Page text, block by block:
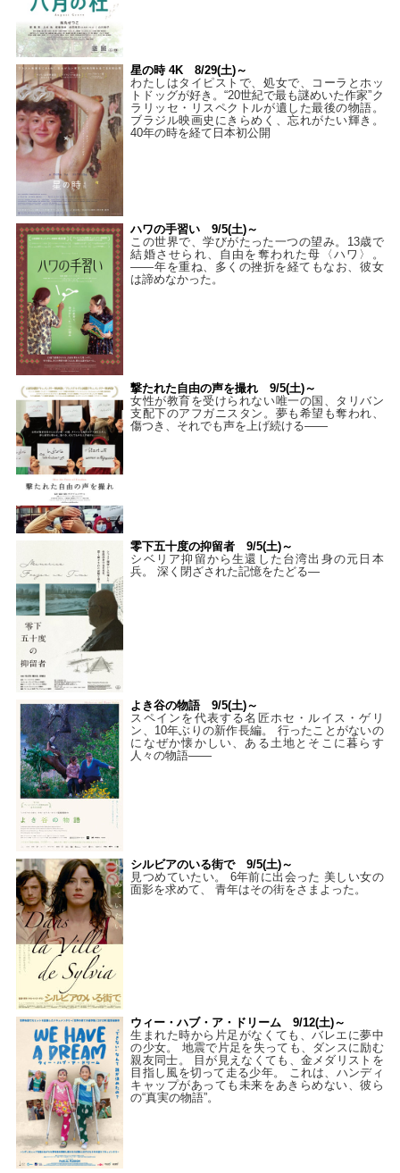
星の時 4K 8/29(土)～
わたしはタイピストで、処⼥で、コーラとホッ
トドッグが好き。“20世紀で最も謎めいた作家”ク
ラリッセ・リスペクトルが遺した最後の物語。
ブラジル映画史にきらめく、忘れがたい輝き。
40年の時を経て⽇本初公開
ハワの手習い 9/5(土)～
この世界で、学びがたった一つの望み。13歳で
結婚させられ、自由を奪われた母〈ハワ〉。
——年を重ね、多くの挫折を経てもなお、彼女
は諦めなかった。
撃たれた自由の声を撮れ 9/5(土)～
女性が教育を受けられない唯一の国、タリバン
支配下のアフガニスタン。夢も希望も奪われ、
傷つき、それでも声を上げ続ける——
零下五十度の抑留者 9/5(土)～
シベリア抑留から生還した台湾出身の元日本
兵。 深く閉ざされた記憶をたどる—
よき谷の物語 9/5(土)～
スペインを代表する名匠ホセ・ルイス・ゲリ
ン、10年ぶりの新作長編。 行ったことがないの
になぜか懐かしい、ある土地とそこに暮らす
人々の物語――
シルビアのいる街で 9/5(土)～
見つめていたい。 6年前に出会った 美しい女の
面影を求めて、 青年はその街をさまよった。
ウィー・ハブ・ア・ドリーム 9/12(土)～
生まれた時から片足がなくても、バレエに夢中
の少女。 地震で片足を失っても、ダンスに励む
親友同士。 目が見えなくても、金メダリストを
目指し風を切って走る少年。 これは、ハンディ
キャップがあっても未来をあきらめない、彼ら
の“真実の物語”。